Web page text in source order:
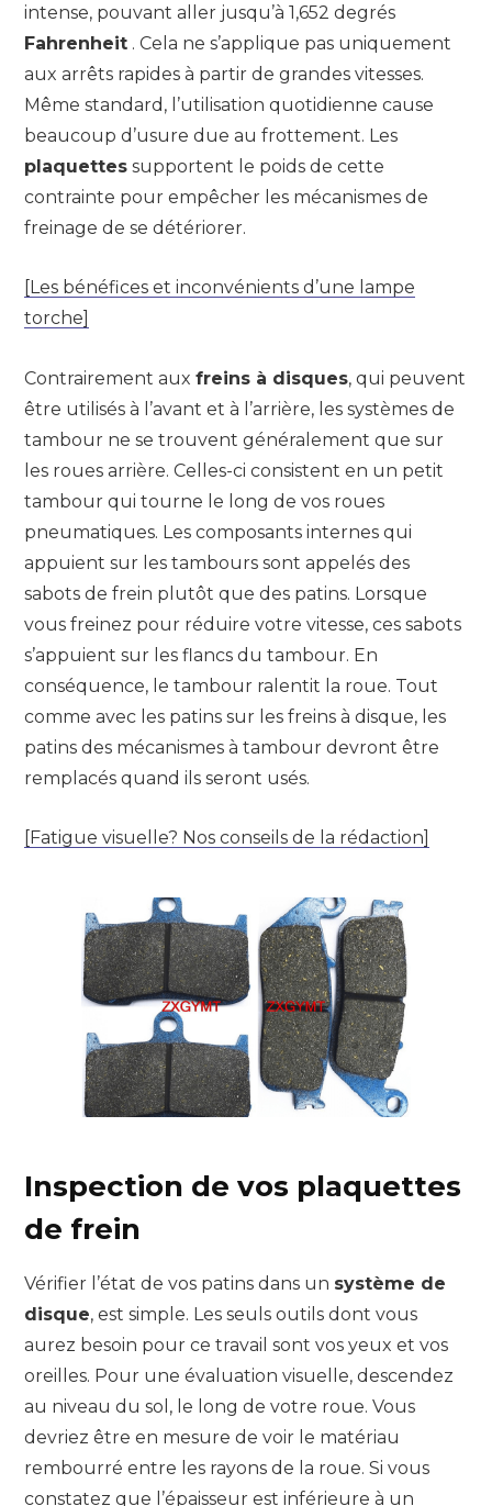
intense, pouvant aller jusqu’à 1,652 degrés
Fahrenheit . Cela ne s’applique pas uniquement
aux arrêts rapides à partir de grandes vitesses.
Même standard, l’utilisation quotidienne cause
beaucoup d’usure due au frottement. Les
plaquettes supportent le poids de cette
contrainte pour empêcher les mécanismes de
freinage de se détériorer.
[Les bénéfices et inconvénients d’une lampe
torche]
Contrairement aux freins à disques, qui peuvent
être utilisés à l’avant et à l’arrière, les systèmes de
tambour ne se trouvent généralement que sur
les roues arrière. Celles-ci consistent en un petit
tambour qui tourne le long de vos roues
pneumatiques. Les composants internes qui
appuient sur les tambours sont appelés des
sabots de frein plutôt que des patins. Lorsque
vous freinez pour réduire votre vitesse, ces sabots
s’appuient sur les flancs du tambour. En
conséquence, le tambour ralentit la roue. Tout
comme avec les patins sur les freins à disque, les
patins des mécanismes à tambour devront être
remplacés quand ils seront usés.
[Fatigue visuelle? Nos conseils de la rédaction]
Inspection de vos plaquettes
de frein
Vérifier l’état de vos patins dans un système de
disque, est simple. Les seuls outils dont vous
aurez besoin pour ce travail sont vos yeux et vos
oreilles. Pour une évaluation visuelle, descendez
au niveau du sol, le long de votre roue. Vous
devriez être en mesure de voir le matériau
rembourré entre les rayons de la roue. Si vous
constatez que l’épaisseur est inférieure à un